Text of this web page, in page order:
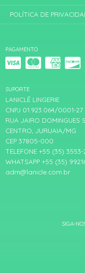
PAGAMENTO
SUPORTE
LANICLÊ LINGERIE
CNPJ 01.923.064/0001-27
RUA JAIRO DOMINGUES
CENTRO, JURUAIA/MG
CEP 37805-000
TELEFONE +55 (35)
WHATSAPP +55 (35)
adm@lanicle.com.br
POLÍTICA DE